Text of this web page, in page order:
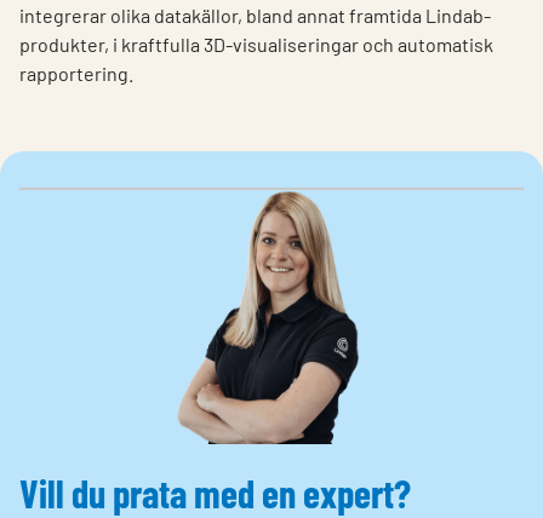
integrerar olika datakällor, bland annat framtida Lindab-
produkter, i kraftfulla 3D-visualiseringar och automatisk
rapportering.
Vill du prata med en expert?